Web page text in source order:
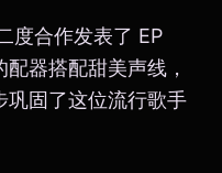
度合作发表了 EP
配器搭配甜美声线，
巩固了这位流行歌手